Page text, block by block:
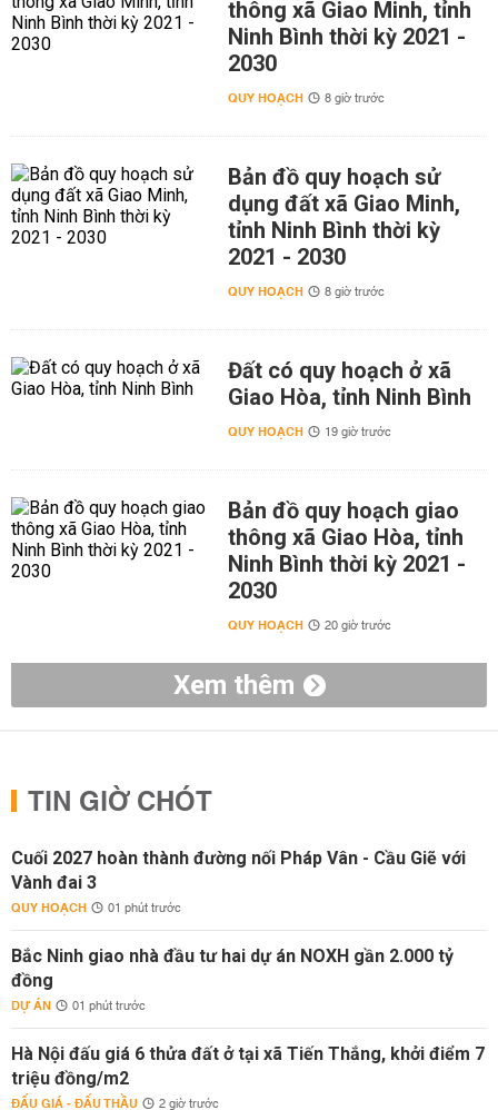
thông xã Giao Minh, tỉnh
Ninh Bình thời kỳ 2021 -
2030
QUY HOẠCH 8 giờ trước
Bản đồ quy hoạch sử
dụng đất xã Giao Minh,
tỉnh Ninh Bình thời kỳ
2021 - 2030
QUY HOẠCH 8 giờ trước
Đất có quy hoạch ở xã
Giao Hòa, tỉnh Ninh Bình
QUY HOẠCH 19 giờ trước
Bản đồ quy hoạch giao
thông xã Giao Hòa, tỉnh
Ninh Bình thời kỳ 2021 -
2030
QUY HOẠCH 20 giờ trước
Xem thêm
TIN GIỜ CHÓT
Cuối 2027 hoàn thành đường nối Pháp Vân - Cầu Giẽ với
Vành đai 3
QUY HOẠCH 01 phút trước
Bắc Ninh giao nhà đầu tư hai dự án NOXH gần 2.000 tỷ
đồng
DỰ ÁN 01 phút trước
Hà Nội đấu giá 6 thửa đất ở tại xã Tiến Thắng, khởi điểm 7
triệu đồng/m2
ĐẤU GIÁ - ĐẤU THẦU 2 giờ trước